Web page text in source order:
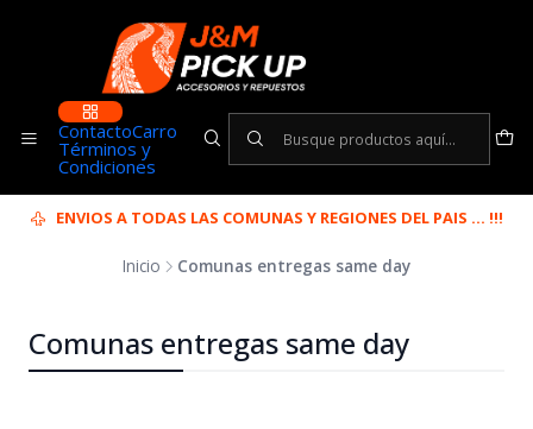
ContactoCarro
Términos y
Condiciones
ENVIOS A TODAS LAS COMUNAS Y REGIONES DEL PAIS ... !!!
Inicio Comunas entregas same day
Comunas entregas same day